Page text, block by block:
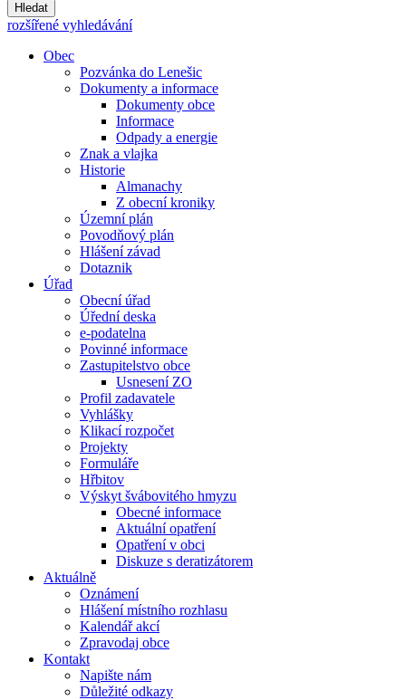
Hledat
rozšířené vyhledávání
Obec
Pozvánka do Lenešic
Dokumenty a informace
Dokumenty obce
Informace
Odpady a energie
Znak a vlajka
Historie
Almanachy
Z obecní kroniky
Územní plán
Povodňový plán
Hlášení závad
Dotaznik
Úřad
Obecní úřad
Úřední deska
e-podatelna
Povinné informace
Zastupitelstvo obce
Usnesení ZO
Profil zadavatele
Vyhlášky
Klikací rozpočet
Projekty
Formuláře
Hřbitov
Výskyt švábovitého hmyzu
Obecné informace
Aktuální opatření
Opatření v obci
Diskuze s deratizátorem
Aktuálně
Oznámení
Hlášení místního rozhlasu
Kalendář akcí
Zpravodaj obce
Kontakt
Napište nám
Důležité odkazy